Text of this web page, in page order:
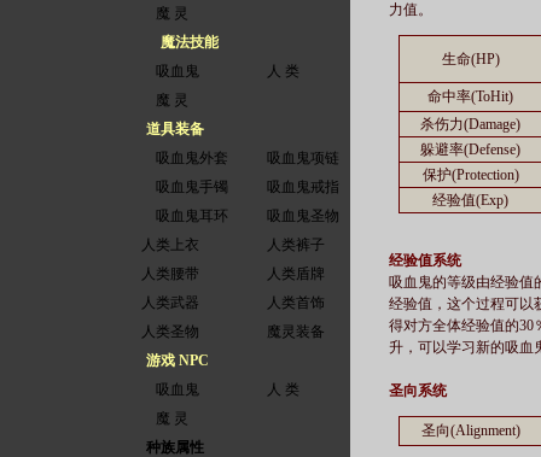
魔 灵
魔法技能
吸血鬼
人 类
魔 灵
道具装备
吸血鬼外套
吸血鬼项链
吸血鬼手镯
吸血鬼戒指
吸血鬼耳环
吸血鬼圣物
人类上衣
人类裤子
人类腰带
人类盾牌
人类武器
人类首饰
人类圣物
魔灵装备
游戏 NPC
吸血鬼
人 类
魔 灵
种族属性
力值。
生命(HP)
命中率(ToHit)
杀伤力(Damage)
躲避率(Defense)
保护(Protection)
经验值(Exp)
经验值系统
吸血鬼的等级由经验值
经验值，这个过程可以
得对方全体经验值的30
升，可以学习新的吸血
圣向系统
圣向(Alignment)